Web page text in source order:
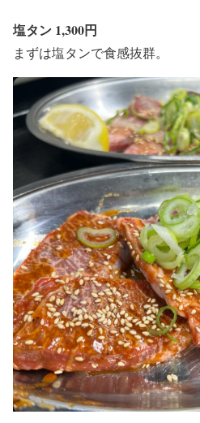
塩タン 1,300円
まずは塩タンで食感抜群。